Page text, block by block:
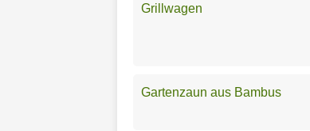
Grillwagen
Gartenzaun aus Bambus